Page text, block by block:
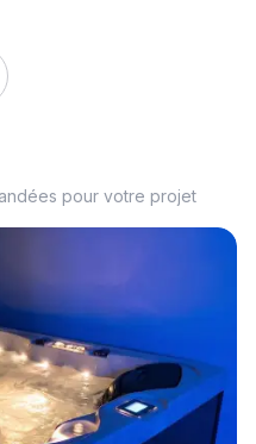
pour votre projet